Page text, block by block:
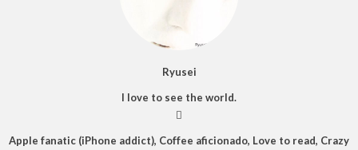
Ryusei
I love to see the world.

Apple fanatic (iPhone addict), Coffee aficionado, Love to read, Crazy